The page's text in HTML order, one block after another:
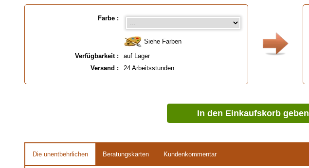
Farbe :
Siehe Farben
Verfügbarkeit :
auf Lager
Versand :
24 Arbeitsstunden
In den Einkaufskorb geben
Die unentbehrlichen Beratungskarten Kundenkommentar